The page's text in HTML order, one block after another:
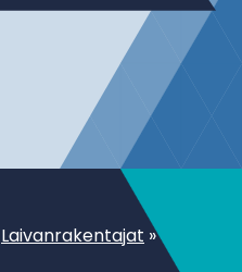
Laivanrakentajat »